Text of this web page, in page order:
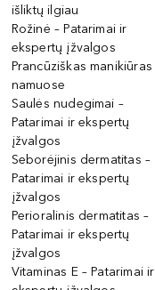
išliktų ilgiau
Rožinė – Patarimai ir
ekspertų įžvalgos
Prancūziškas manikiūras
namuose
Saulės nudegimai –
Patarimai ir ekspertų
įžvalgos
Seborėjinis dermatitas –
Patarimai ir ekspertų
įžvalgos
Perioralinis dermatitas –
Patarimai ir ekspertų
įžvalgos
Vitaminas E – Patarimai ir